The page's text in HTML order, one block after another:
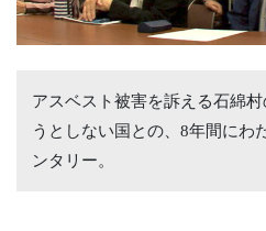
アスベスト被害を訴える石綿
うとしない国との、8年間にわ
ンタリー。